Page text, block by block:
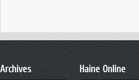
Archives Haine Online